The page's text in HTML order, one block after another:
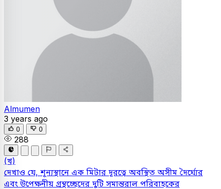
Almumen
3 years ago
0 0
288
(খ)
দেখাও যে, শূন্যস্থানে এক মিটার দূরত্বে অবস্থিত অসীম দৈর্ঘ্যের
এবং উপেক্ষনীয় গ্রন্থচ্ছেদের দুটি সমান্তরাল পরিবাহকের